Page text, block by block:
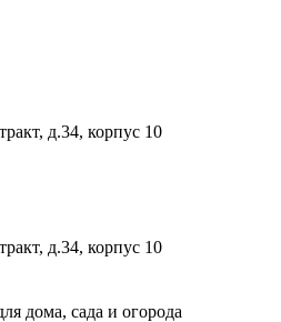
д.34, корпус 10
д.34, корпус 10
дома, сада и огорода